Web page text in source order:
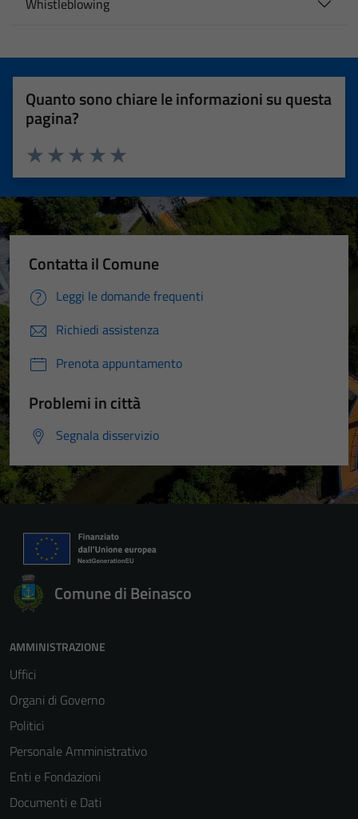
Whistleblowing
Quanto sono chiare le informazioni su questa
pagina?
Valuta 5 stelle su 5
Valuta 4 stelle su 5
Valuta 3 stelle su 5
Valuta 2 stelle su 5
Valuta 1 stelle su 5
Contatta il Comune
Leggi le domande frequenti
Richiedi assistenza
Prenota appuntamento
Problemi in città
Segnala disservizio
Comune di Beinasco
AMMINISTRAZIONE
Uffici
Organi di Governo
Politici
Personale Amministrativo
Enti e Fondazioni
Documenti e Dati